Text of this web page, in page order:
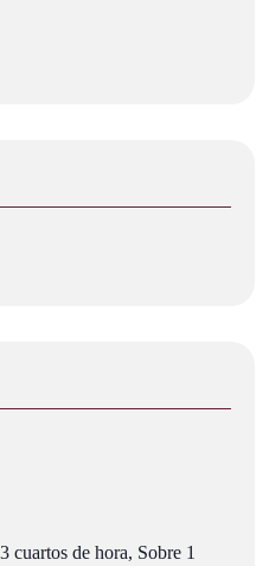
cuartos de hora, Sobre 1